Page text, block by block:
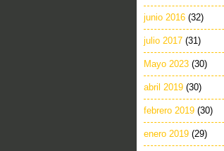
junio 2016 (32)
julio 2017 (31)
Mayo 2023 (30)
abril 2019 (30)
febrero 2019 (30)
enero 2019 (29)